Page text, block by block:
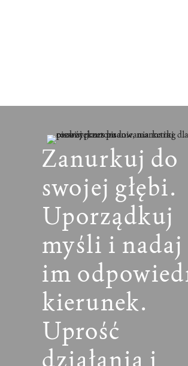
Zanurkuj do
swojej głębi.
Uporządkuj
myśli i nadaj
im
kierunek.
Uprość
działania i